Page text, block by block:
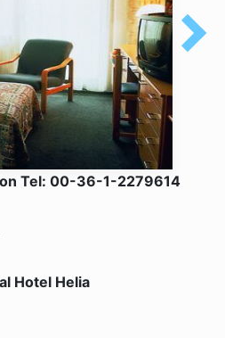
Tel: 00-36-1-2279614
Hotel Helia